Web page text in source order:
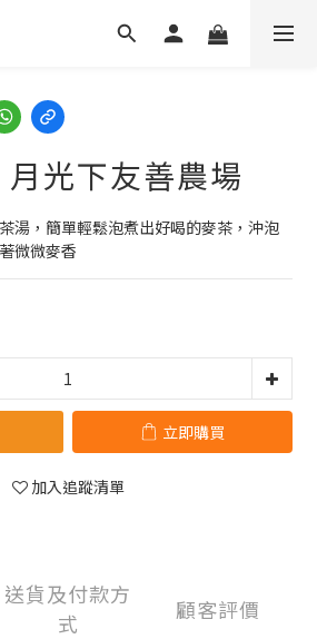
光下友善農場
湯，簡單輕鬆泡煮出好喝的麥茶，沖泡
微微麥香
立即購買
加入追蹤清單
送貨及付款方
式
顧客評價